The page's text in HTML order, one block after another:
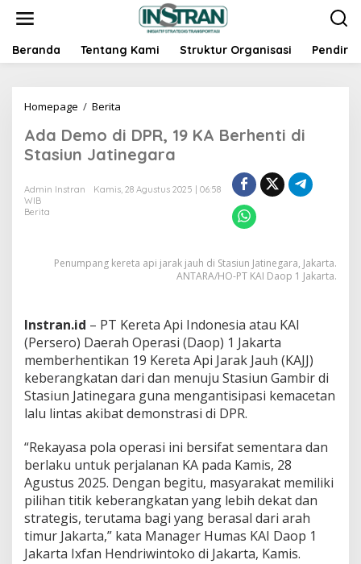
t
Beranda Tentang Kami Struktur Organisasi Pendiri
Homepage / Berita
a
D
e
o
R
K
A
e
r
h
e
i
d
i
S
t
a
s
i
Ada Demo di DPR, 19 KA Berhenti di
Stasiun Jatinegara
Admin Instran
Kamis, 28 Agustus 2025 | 06:58
WIB
Berita
Penumpang kereta api jarak jauh di Stasiun Jatinegara, Jakarta.
ANTARA/HO-PT KAI Daop 1 Jakarta.
Instran.id – PT Kereta Api Indonesia atau KAI
(Persero) Daerah Operasi (Daop) 1 Jakarta
memberhentikan 19 Kereta Api Jarak Jauh (KAJJ)
keberangkatan dari dan menuju Stasiun Gambir di
Stasiun Jatinegara guna mengantisipasi kemacetan
lalu lintas akibat demonstrasi di DPR.
“Rekayasa pola operasi ini bersifat sementara dan
berlaku untuk perjalanan KA pada Kamis, 28
Agustus 2025. Dengan begitu, masyarakat memiliki
pilihan titik keberangkatan yang lebih dekat dan
strategis, terutama bagi yang berasal dari arah
timur Jakarta,” kata Manager Humas KAI Daop 1
Jakarta Ixfan Hendriwintoko di Jakarta, Kamis.